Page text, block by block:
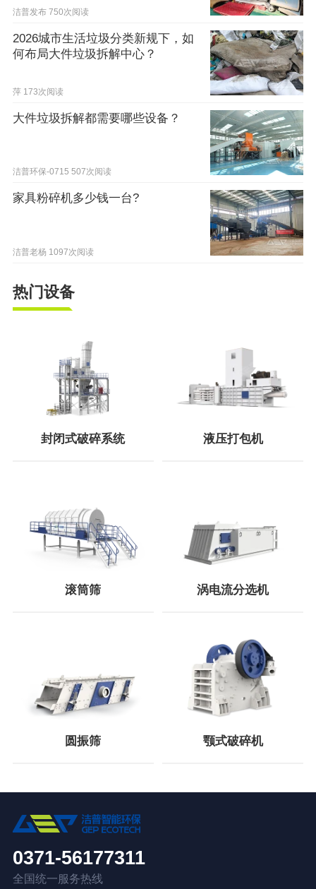
洁普发布 750次阅读
2026城市生活垃圾分类新规下，如
何布局大件垃圾拆解中心？
萍 173次阅读
大件垃圾拆解都需要哪些设备？
洁普环保-0715 507次阅读
家具粉碎机多少钱一台?
洁普老杨 1097次阅读
热门设备
封闭式破碎系统 液压打包机
滚筒筛 涡电流分选机
圆振筛 颚式破碎机
0371-56177311
全国统一服务热线